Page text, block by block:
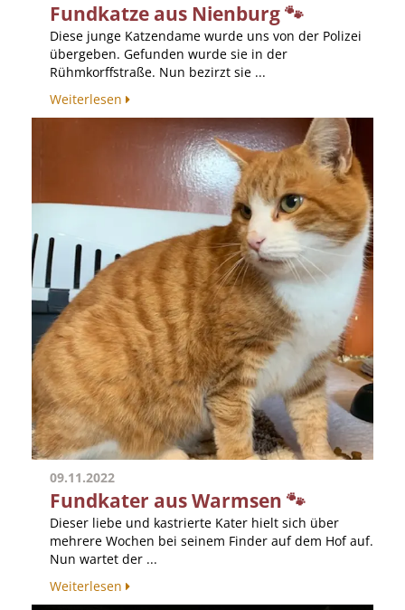
Fundkatze aus Nienburg 🐾
Diese junge Katzendame wurde uns von der Polizei
übergeben. Gefunden wurde sie in der
Rühmkorffstraße. Nun bezirzt sie ...
Weiterlesen
09.11.2022
Fundkater aus Warmsen 🐾
Dieser liebe und kastrierte Kater hielt sich über
mehrere Wochen bei seinem Finder auf dem Hof auf.
Nun wartet der ...
Weiterlesen